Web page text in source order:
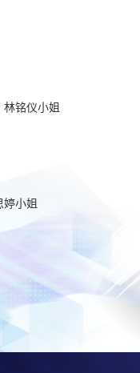
铭仪小姐
小姐